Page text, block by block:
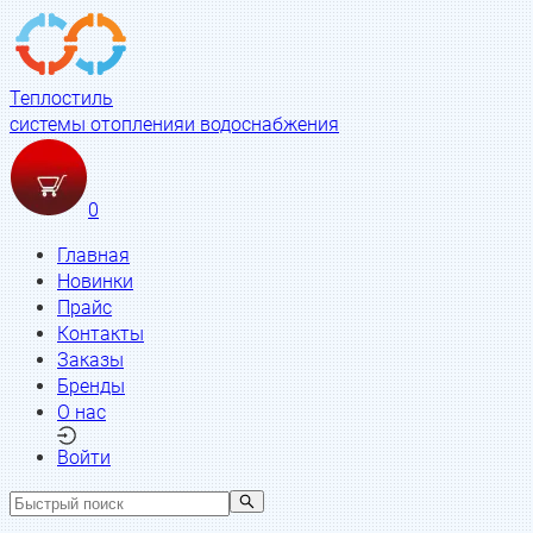
Теплостиль
системы отопленияи водоснабжения
0
Главная
Новинки
Прайс
Контакты
Заказы
Бренды
О нас
Войти